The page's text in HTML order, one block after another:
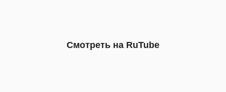
Смотреть на RuTube